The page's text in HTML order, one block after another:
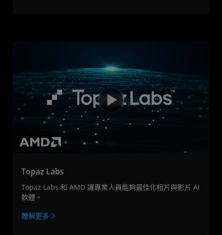
Topaz Labs
Topaz Labs 和 AMD 讓專業人員能夠最佳化相片與影片 AI
軟體。
瞭解更多